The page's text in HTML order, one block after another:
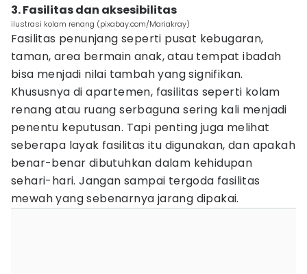
3. Fasilitas dan aksesibilitas
ilustrasi kolam renang (pixabay.com/Mariakray)
Fasilitas penunjang seperti pusat kebugaran,
taman, area bermain anak, atau tempat ibadah
bisa menjadi nilai tambah yang signifikan.
Khususnya di apartemen, fasilitas seperti kolam
renang atau ruang serbaguna sering kali menjadi
penentu keputusan. Tapi penting juga melihat
seberapa layak fasilitas itu digunakan, dan apakah
benar-benar dibutuhkan dalam kehidupan
sehari-hari. Jangan sampai tergoda fasilitas
mewah yang sebenarnya jarang dipakai.